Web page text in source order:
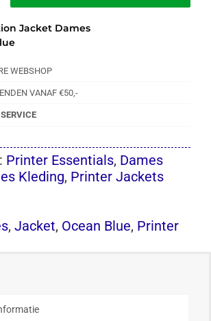
Jacket Dames
WEBSHOP
VANAF €50,-
Printer Essentials, Dames
Kleding, Printer Jackets
, Jacket, Ocean Blue, Printer